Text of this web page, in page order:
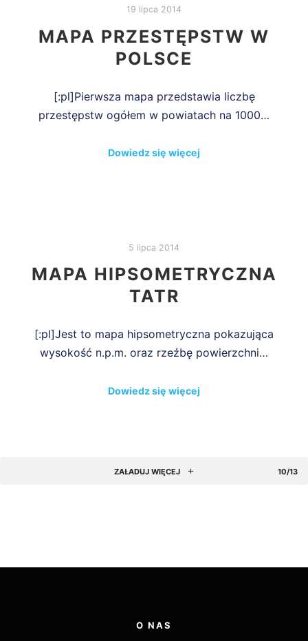
19 lipca 2014
MAPA PRZESTĘPSTW W
POLSCE
[:pl]Pierwsza mapa przedstawia liczbę
przestępstw ogółem w powiatach na 1000…
Dowiedz się więcej
5 lipca 2014
MAPA HIPSOMETRYCZNA
TATR
[:pl]Jest to mapa hipsometryczna pokazująca
wysokość n.p.m. oraz rzeźbę powierzchni…
Dowiedz się więcej
ZAŁADUJ WIĘCEJ 10/13
O NAS